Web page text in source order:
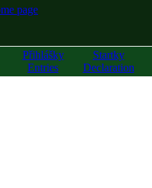
Přihlášky
Entries
Startky
Declaration